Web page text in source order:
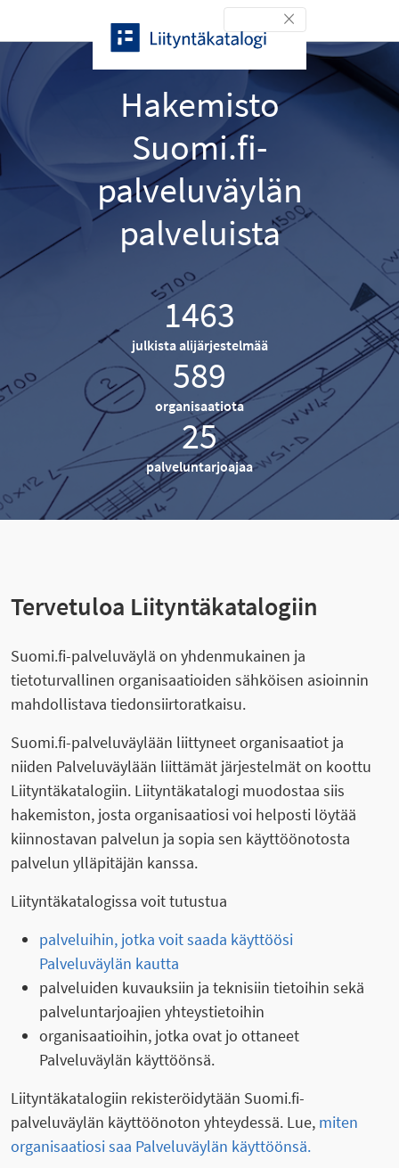
Toggle navigation
Hakemisto
Suomi.fi-
palveluväylän
palveluista
1463
julkista alijärjestelmää
589
organisaatiota
25
palveluntarjoajaa
Tervetuloa Liityntäkatalogiin
Suomi.fi-palveluväylä on yhdenmukainen ja
tietoturvallinen organisaatioiden sähköisen asioinnin
mahdollistava tiedonsiirtoratkaisu.
Suomi.fi-palveluväylään liittyneet organisaatiot ja
niiden Palveluväylään liittämät järjestelmät on koottu
Liityntäkatalogiin. Liityntäkatalogi muodostaa siis
hakemiston, josta organisaatiosi voi helposti löytää
kiinnostavan palvelun ja sopia sen käyttöönotosta
palvelun ylläpitäjän kanssa.
Liityntäkatalogissa voit tutustua
palveluihin, jotka voit saada käyttöösi
Palveluväylän kautta
palveluiden kuvauksiin ja teknisiin tietoihin sekä
palveluntarjoajien yhteystietoihin
organisaatioihin, jotka ovat jo ottaneet
Palveluväylän käyttöönsä.
Liityntäkatalogiin rekisteröidytään Suomi.fi-
palveluväylän käyttöönoton yhteydessä. Lue, miten
organisaatiosi saa Palveluväylän käyttöönsä.